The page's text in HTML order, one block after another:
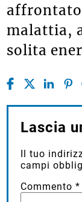
malattia,
solita
Lascia
Il tuo
campi
Commento*